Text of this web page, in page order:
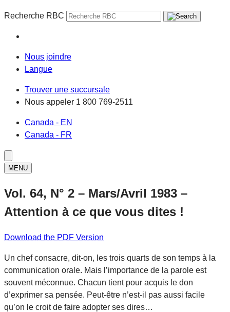
Recherche RBC
Nous joindre
Langue
Trouver une succursale
Nous appeler 1 800 769-2511
Canada - EN
Canada - FR
MENU
Vol. 64, N° 2 – Mars/Avril 1983 –
Attention à ce que vous dites !
Download the PDF Version
Un chef consacre, dit-on, les trois quarts de son temps à la
communication orale. Mais l’importance de la parole est
souvent méconnue. Chacun tient pour acquis le don
d’exprimer sa pensée. Peut-être n’est-il pas aussi facile
qu’on le croit de faire adopter ses dires…